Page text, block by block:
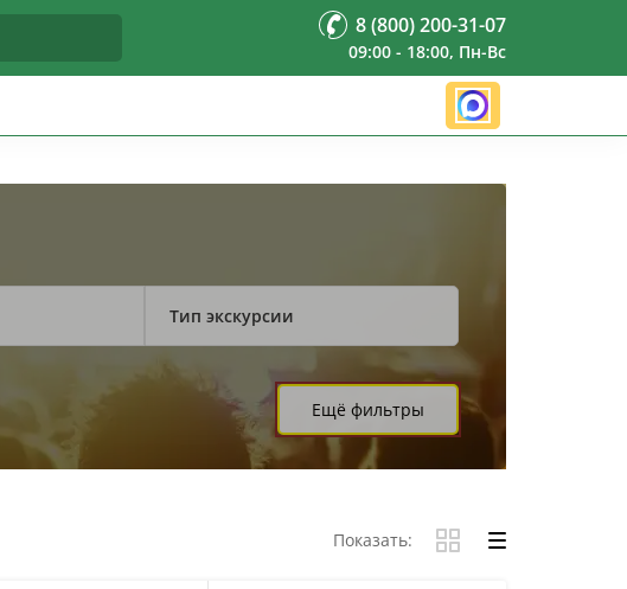
8 (800) 200-31-07
09:00 - 18:00, Пн-Вс
Тип экскурсии
Ещё фильтры
Показать: